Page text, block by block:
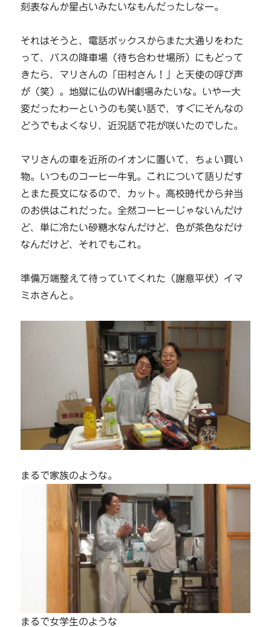
刻表なんか星占いみたいなもんだったしなー。
それはそうと、電話ボックスからまた大通りをわた
って、バスの降車場（待ち合わせ場所）にもどって
きたら、マリさんの「田村さん！」と天使の呼び声
が（笑）。地獄に仏のWH劇場みたいな。いやー大
変だったわーというのも笑い話で、すぐにそんなの
どうでもよくなり、近況話で花が咲いたのでした。
マリさんの車を近所のイオンに置いて、ちょい買い
物。いつものコーヒー牛乳。これについて語りだす
とまた長文になるので、カット。高校時代から弁当
のお供はこれだった。全然コーヒーじゃないんだけ
ど、単に冷たい砂糖水なんだけど、色が茶色なだけ
なんだけど、それでもこれ。
準備万端整えて待っていてくれた（謝意平伏）イマ
ミホさんと。
まるで家族のような。
まるで女学生のような